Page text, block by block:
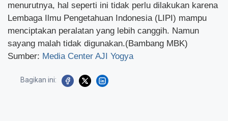
menurutnya, hal seperti ini tidak perlu dilakukan karena
Lembaga Ilmu Pengetahuan Indonesia (LIPI) mampu
menciptakan peralatan yang lebih canggih. Namun
sayang malah tidak digunakan.(Bambang MBK)
Sumber: Media Center AJI Yogya
Bagikan ini: